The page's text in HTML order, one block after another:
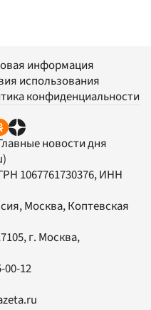
информация
использования
конфиденциальности
новости дня
1067761730376, ИНН
Москва, Коптевская
, г. Москва,
00-12